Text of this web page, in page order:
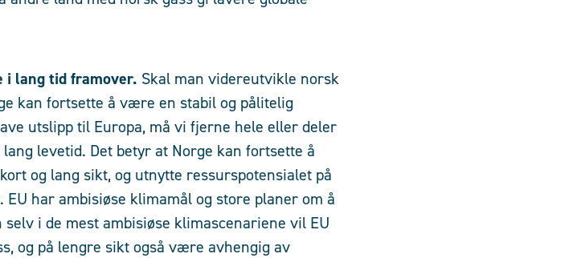
i lang tid framover. Skal man videreutvikle norsk
kan fortsette å være en stabil og pålitelig
utslipp til Europa, må vi fjerne hele eller deler
levetid. Det betyr at Norge kan fortsette å
og lang sikt, og utnytte ressurspotensialet på
har ambisiøse klimamål og store planer om å
i de mest ambisiøse klimascenariene vil EU
og på lengre sikt også være avhengig av